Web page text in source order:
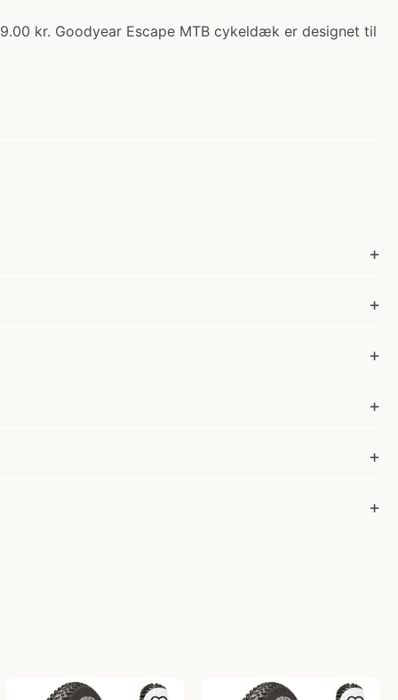
kr. Goodyear Escape MTB cykeldæk er designet til